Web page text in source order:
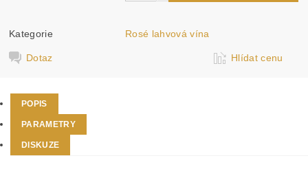
Kategorie Rosé lahvová vína
Dotaz Hlídat cenu
POPIS
PARAMETRY
DISKUZE